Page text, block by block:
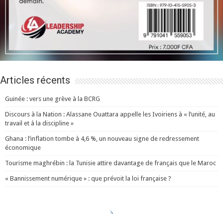
Articles récents
Guinée : vers une grève à la BCRG
Discours à la Nation : Alassane Ouattara appelle les Ivoiriens à « l’unité, au
travail et à la discipline »
Ghana : l’inflation tombe à 4,6 %, un nouveau signe de redressement
économique
Tourisme maghrébin : la Tunisie attire davantage de français que le Maroc
« Bannissement numérique » : que prévoit la loi française ?